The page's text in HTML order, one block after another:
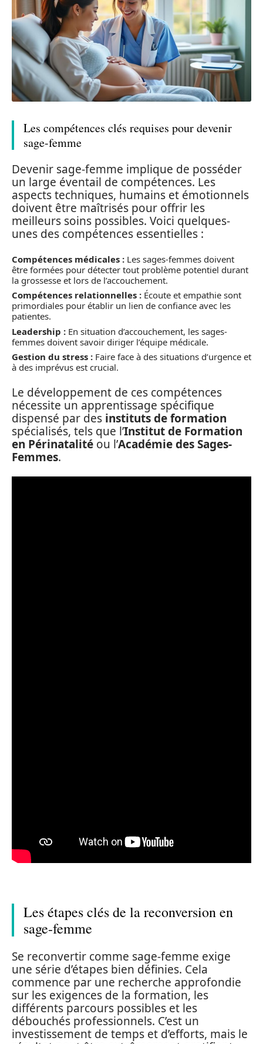
Les compétences clés requises pour devenir
sage-femme
Devenir sage-femme implique de posséder
un large éventail de compétences. Les
aspects techniques, humains et émotionnels
doivent être maîtrisés pour offrir les
meilleurs soins possibles. Voici quelques-
unes des compétences essentielles :
Compétences médicales : Les sages-femmes doivent
être formées pour détecter tout problème potentiel durant
la grossesse et lors de l’accouchement.
Compétences relationnelles : Écoute et empathie sont
primordiales pour établir un lien de confiance avec les
patientes.
Leadership : En situation d’accouchement, les sages-
femmes doivent savoir diriger l’équipe médicale.
Gestion du stress : Faire face à des situations d’urgence et
à des imprévus est crucial.
Le développement de ces compétences
nécessite un apprentissage spécifique
dispensé par des instituts de formation
spécialisés, tels que l’Institut de Formation
en Périnatalité ou l’Académie des Sages-
Femmes.
Les étapes clés de la reconversion en
sage-femme
Se reconvertir comme sage-femme exige
une série d’étapes bien définies. Cela
commence par une recherche approfondie
sur les exigences de la formation, les
différents parcours possibles et les
débouchés professionnels. C’est un
investissement de temps et d’efforts, mais le